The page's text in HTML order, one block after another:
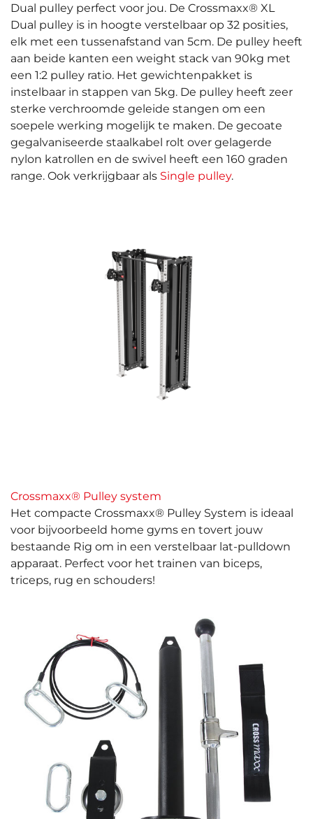
Dual pulley perfect voor jou. De Crossmaxx® XL
Dual pulley is in hoogte verstelbaar op 32 posities,
elk met een tussenafstand van 5cm. De pulley heeft
aan beide kanten een weight stack van 90kg met
een 1:2 pulley ratio. Het gewichtenpakket is
instelbaar in stappen van 5kg. De pulley heeft zeer
sterke verchroomde geleide stangen om een
soepele werking mogelijk te maken. De gecoate
gegalvaniseerde staalkabel rolt over gelagerde
nylon katrollen en de swivel heeft een 160 graden
range. Ook verkrijgbaar als Single pulley.
Crossmaxx® Pulley system
Het compacte Crossmaxx® Pulley System is ideaal
voor bijvoorbeeld home gyms en tovert jouw
bestaande Rig om in een verstelbaar lat-pulldown
apparaat. Perfect voor het trainen van biceps,
triceps, rug en schouders!